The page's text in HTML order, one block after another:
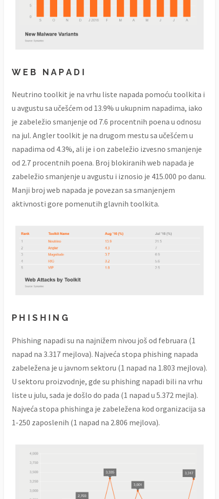
WEB NAPADI
Neutrino toolkit je na vrhu liste napada pomoću toolkita i
u avgustu sa učešćem od 13.9% u ukupnim napadima, iako
je zabeležio smanjenje od 7.6 procentnih poena u odnosu
na jul. Angler toolkit je na drugom mestu sa učešćem u
napadima od 4.3%, ali je i on zabeležio izvesno smanjenje
od 2.7 procentnih poena. Broj blokiranih web napada je
zabeležio smanjenje u avgustu i iznosio je 415.000 po danu.
Manji broj web napada je povezan sa smanjenjem
aktivnosti gore pomenutih glavnih toolkita.
PHISHING
Phishing napadi su na najnižem nivou još od februara (1
napad na 3.317 mejlova). Najveća stopa phishing napada
zabeležena je u javnom sektoru (1 napad na 1.803 mejlova).
U sektoru proizvodnje, gde su phishing napadi bili na vrhu
liste u julu, sada je došlo do pada (1 napad u 5.372 mejla).
Najveća stopa phishinga je zabeležena kod organizacija sa
1-250 zaposlenih (1 napad na 2.806 mejlova).